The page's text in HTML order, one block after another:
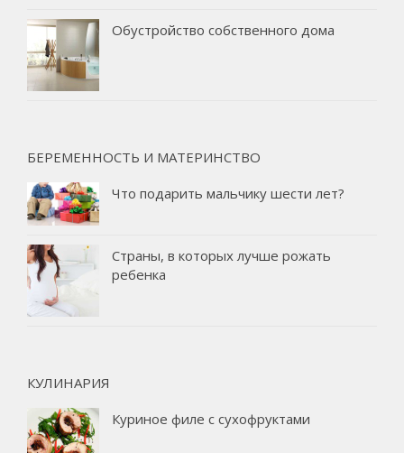
Обустройство собственного дома
БЕРЕМЕННОСТЬ И МАТЕРИНСТВО
Что подарить мальчику шести лет?
Страны, в которых лучше рожать
ребенка
КУЛИНАРИЯ
Куриное филе с сухофруктами